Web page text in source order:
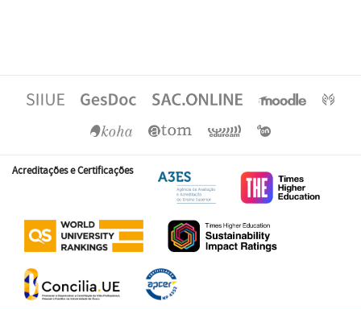
Acreditações e Certificações